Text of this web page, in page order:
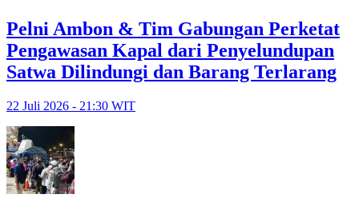
Pelni Ambon & Tim Gabungan Perketat
Pengawasan Kapal dari Penyelundupan
Satwa Dilindungi dan Barang Terlarang
22 Juli 2026 - 21:30 WIT